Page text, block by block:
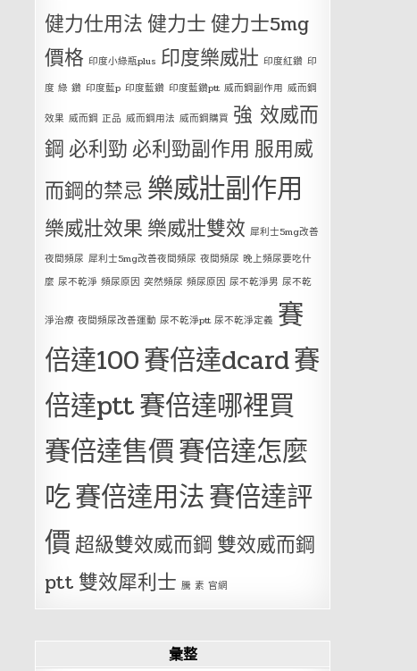
健力仕用法健力士健力士5mg
價格 印度小綠瓶plus 印度樂威壯 印度紅鑽 印
度 綠 鑽 印度藍p 印度藍鑽 印度藍鑽ptt 威而鋼副作用 威而鋼
效果 威而鋼 正品 威而鋼用法 威而鋼購買 強 效威而
鋼 必利勁 必利勁副作用 服用威
而鋼的禁忌 樂威壯副作用
樂威壯效果 樂威壯雙效 犀利士5mg改善
夜間頻尿 犀利士5mg改善夜間頻尿 夜間頻尿 晚上頻尿要吃什
麼 尿不乾淨 頻尿原因 突然頻尿 頻尿原因 尿不乾淨男 尿不乾
淨治療 夜間頻尿改善運動 尿不乾淨ptt 尿不乾淨定義 賽
倍達100賽倍達dcard賽
倍達ptt賽倍達哪裡買
賽倍達售價賽倍達怎麼
吃賽倍達用法賽倍達評
價超級雙效威而鋼 雙效威而鋼
ptt 雙效犀利士 騰 素 官網
彙整